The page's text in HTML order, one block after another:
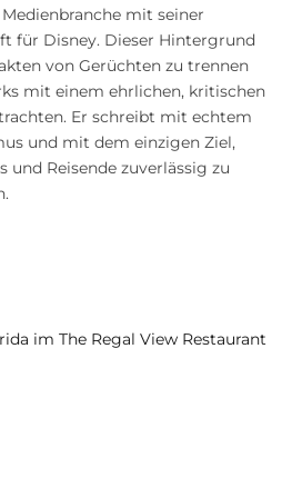
mit seiner
für Disney. Dieser Hintergrund
von Gerüchten zu trennen
mit einem ehrlichen, kritischen
Er schreibt mit echtem
und mit dem einzigen Ziel,
und Reisende zuverlässig zu